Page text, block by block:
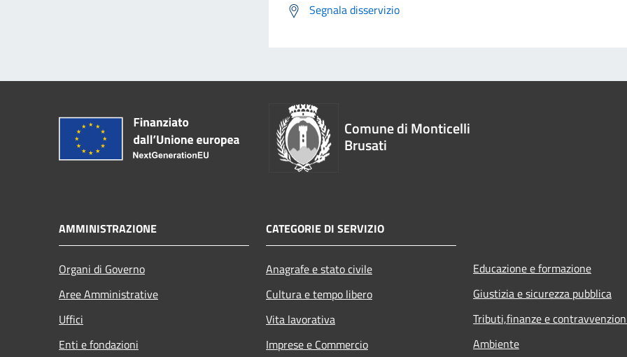
Segnala disservizio
Comune di Monticelli
Brusati
AMMINISTRAZIONE
Organi di Governo
Aree Amministrative
Uffici
Enti e fondazioni
CATEGORIE DI SERVIZIO
Anagrafe e stato civile
Cultura e tempo libero
Vita lavorativa
Imprese e Commercio
Educazione e formazione
Giustizia e sicurezza pubblica
Tributi,finanze e
Ambiente